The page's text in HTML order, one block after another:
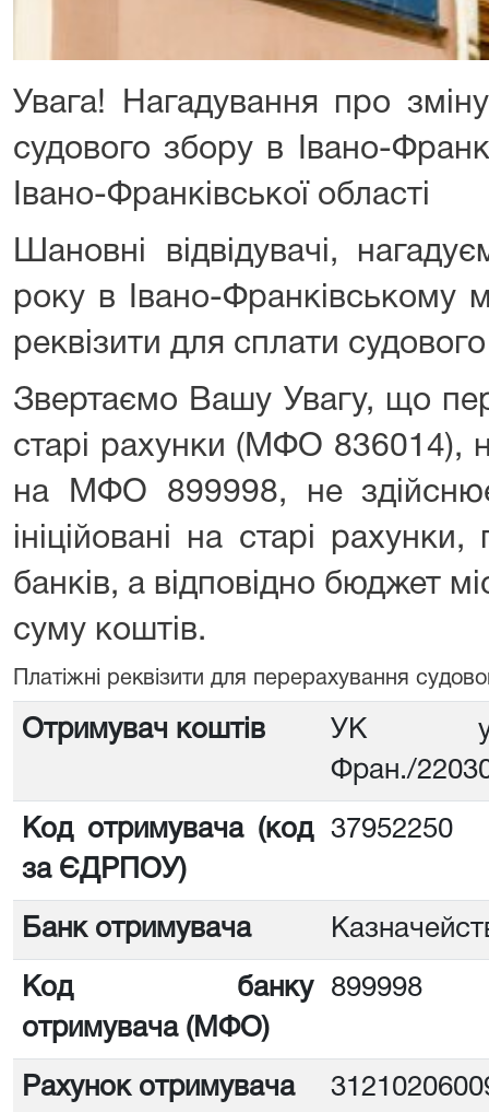
Увага! Нагадування про
судового збору в Івано-
Івано-Франківської області
Шановні відвідувачі,
року в Івано-Франківському
реквізити для сплати
Звертаємо Вашу Увагу, що
старі рахунки (МФО 836014),
на МФО 899998, не
ініційовані на старі
банків, а відповідно бюджет
суму коштів.
Платiжнi реквiзити для перерахування
Отримувач коштів
УК у
Фран./
Код отримувача (код
за ЄДРПОУ)
37952250
Банк отримувача
Код банку
отримувача (МФО)
899998
Рахунок отримувача